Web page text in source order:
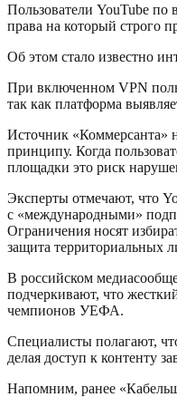
Пользователи YouTube по
права на который строго
Об этом стало известно
При включенном VPN
так как платформа
Источник «Коммерсанта»
принципу. Когда
площадки это риск
Эксперты отмечают, что
с «международными»
Ограничения носят
защита территориальных
В российском
подчеркивают, что
чемпионов УЕФА.
Специалисты полагают,
делая доступ к контенту
Напомним, ранее